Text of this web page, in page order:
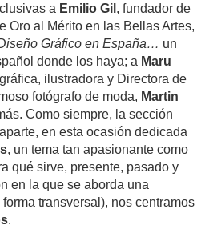
a Emilio Gil , fundador de
Oro al Mérito en las Bellas Artes,
Gráfico en España… un
donde los haya; a Maru
ilustradora y Directora de
fotógrafo de moda, Martin
Como siempre, la sección
en esta ocasión dedicada
, un tema tan apasionante como
qué sirve, presente, pasado y
en la que se aborda una
transversal), nos centramos
.